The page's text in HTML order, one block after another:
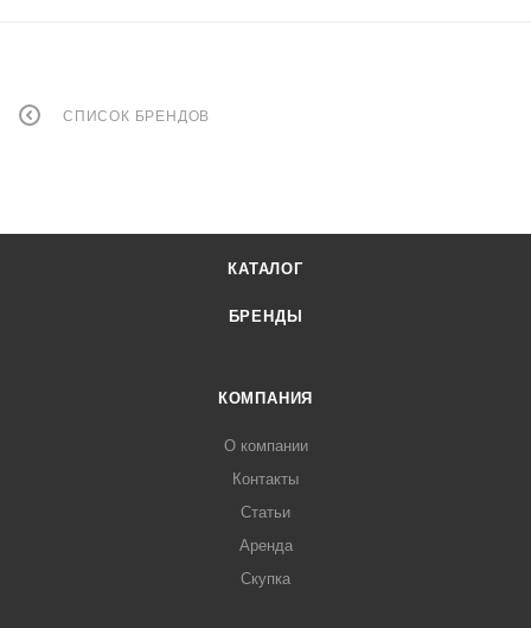
СПИСОК БРЕНДОВ
КАТАЛОГ
БРЕНДЫ
КОМПАНИЯ
О компании
Контакты
Статьи
Аренда
Скупка